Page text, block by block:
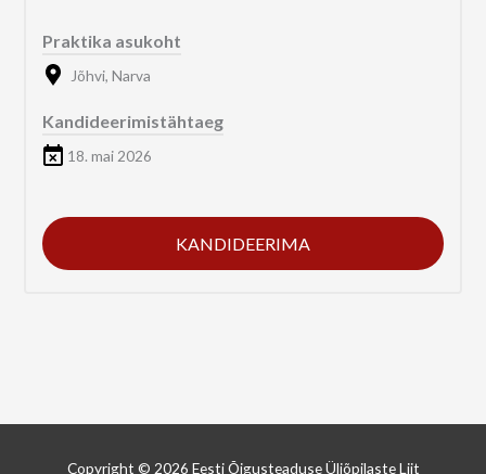
Praktika asukoht
Jõhvi, Narva
Kandideerimistähtaeg
18. mai 2026
KANDIDEERIMA
Copyright © 2026 Eesti Õigusteaduse Üliõpilaste Liit